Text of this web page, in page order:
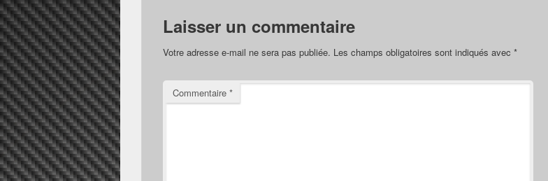
Laisser un commentaire
Votre adresse e-mail ne sera pas publiée. Les champs obligatoires sont indiqués avec *
Commentaire *